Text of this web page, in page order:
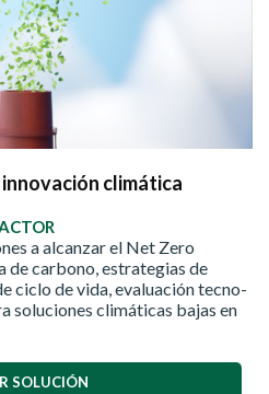
climática
a alcanzar el Net Zero
de carbono, estrategias de
ciclo de vida, evaluación tecno-
soluciones climáticas bajas en
SOLUCIÓN